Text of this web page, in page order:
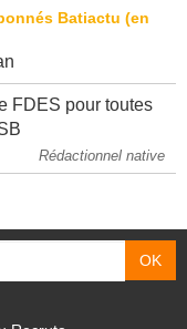
FDES pour toutes
Rédactionnel native